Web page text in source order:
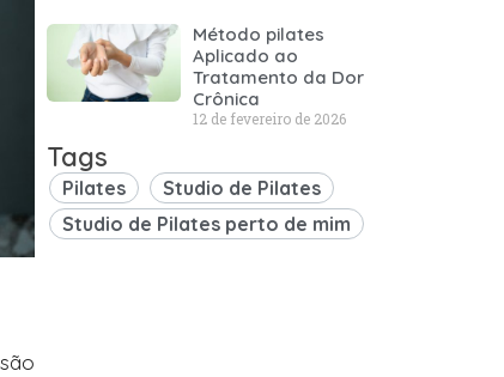
Método pilates
Aplicado ao
Tratamento da Dor
Crônica
12 de fevereiro de 2026
Tags
Pilates
Studio de Pilates
Studio de Pilates perto de mim